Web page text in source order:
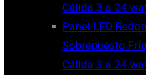
Cálida 3 a 24
Panel LED
Sobrepuesto
Cálida 3 a 24